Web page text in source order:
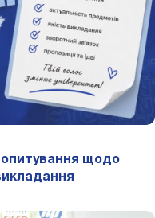
щодо